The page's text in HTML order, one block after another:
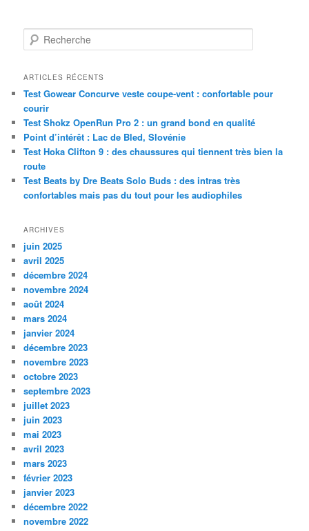
e
h
r
c
h
e
ARTICLES RÉCENTS
Test Gowear Concurve veste coupe-vent : confortable pour
courir
Test Shokz OpenRun Pro 2 : un grand bond en qualité
Point d’intérêt : Lac de Bled, Slovénie
Test Hoka Clifton 9 : des chaussures qui tiennent très bien la
route
Test Beats by Dre Beats Solo Buds : des intras très
confortables mais pas du tout pour les audiophiles
ARCHIVES
juin 2025
avril 2025
décembre 2024
novembre 2024
août 2024
mars 2024
janvier 2024
décembre 2023
novembre 2023
octobre 2023
septembre 2023
juillet 2023
juin 2023
mai 2023
avril 2023
mars 2023
février 2023
janvier 2023
décembre 2022
novembre 2022